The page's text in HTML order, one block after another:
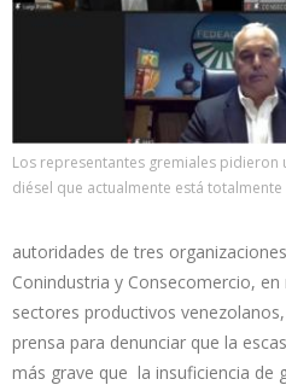
Los representantes gremiales pidieron
diésel que actualmente está
autoridades de tres
Conindustria y Consecomercio,
sectores productivos
prensa para denunciar que la
más grave que la insuficiencia de